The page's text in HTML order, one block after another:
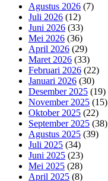
Agustus 2026 (7)
Juli 2026 (12)
Juni 2026 (33)
Mei 2026 (36)
April 2026 (29)
Maret 2026 (33)
Februari 2026 (22)
Januari 2026 (30)
Desember 2025 (19)
November 2025 (15)
Oktober 2025 (22)
September 2025 (38)
Agustus 2025 (39)
Juli 2025 (34)
Juni 2025 (23)
Mei 2025 (28)
April 2025 (8)